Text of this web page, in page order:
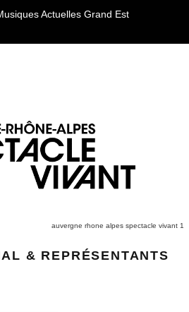
auvergne rhone alpes spectacle vivant 1
& REPRÉSENTANTS